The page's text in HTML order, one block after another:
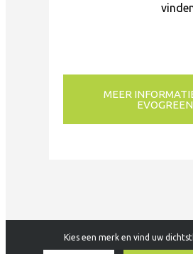
MEER
EVOGREEN
Kies een merk en vind uw